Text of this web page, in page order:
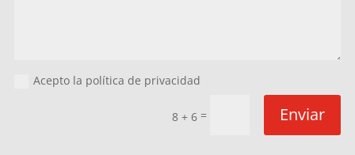
Acepto la política de privacidad
8 + 6 = Enviar